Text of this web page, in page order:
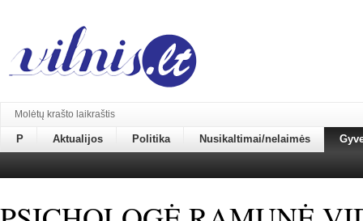
Molėtų krašto laikraštis
P Aktualijos Politika Nusikaltimai/nelaimės